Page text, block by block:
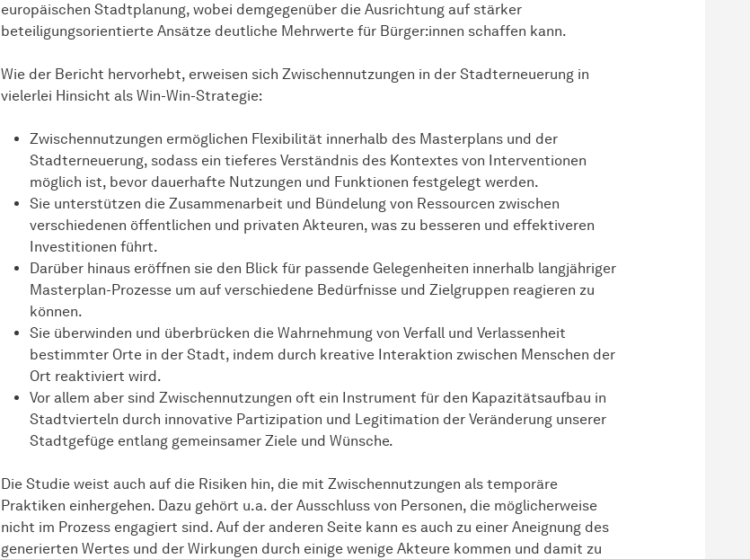
europäischen Stadtplanung, wobei demgegenüber die Ausrichtung auf stärker
beteiligungsorientierte Ansätze deutliche Mehrwerte für Bürger:innen schaffen kann.
Wie der Bericht hervorhebt, erweisen sich Zwischennutzungen in der Stadterneuerung in
vielerlei Hinsicht als Win-Win-Strategie:
Zwischennutzungen ermöglichen Flexibilität innerhalb des Masterplans und der
Stadterneuerung, sodass ein tieferes Verständnis des Kontextes von Interventionen
möglich ist, bevor dauerhafte Nutzungen und Funktionen festgelegt werden.
Sie unterstützen die Zusammenarbeit und Bündelung von Ressourcen zwischen
verschiedenen öffentlichen und privaten Akteuren, was zu besseren und effektiveren
Investitionen führt.
Darüber hinaus eröffnen sie den Blick für passende Gelegenheiten innerhalb langjähriger
Masterplan-Prozesse um auf verschiedene Bedürfnisse und Zielgruppen reagieren zu
können.
Sie überwinden und überbrücken die Wahrnehmung von Verfall und Verlassenheit
bestimmter Orte in der Stadt, indem durch kreative Interaktion zwischen Menschen der
Ort reaktiviert wird.
Vor allem aber sind Zwischennutzungen oft ein Instrument für den Kapazitätsaufbau in
Stadtvierteln durch innovative Partizipation und Legitimation der Veränderung unserer
Stadtgefüge entlang gemeinsamer Ziele und Wünsche.
Die Studie weist auch auf die Risiken hin, die mit Zwischennutzungen als temporäre
Praktiken einhergehen. Dazu gehört u.a. der Ausschluss von Personen, die möglicherweise
nicht im Prozess engagiert sind. Auf der anderen Seite kann es auch zu einer Aneignung des
generierten Wertes und der Wirkungen durch einige wenige Akteure kommen und damit zu